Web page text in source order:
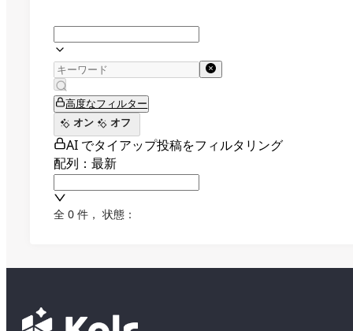
高度なフィルター
オン
オフ
AI でタイアップ投稿をフィルタリング
配列：最新
全 0 件 ， 状態：